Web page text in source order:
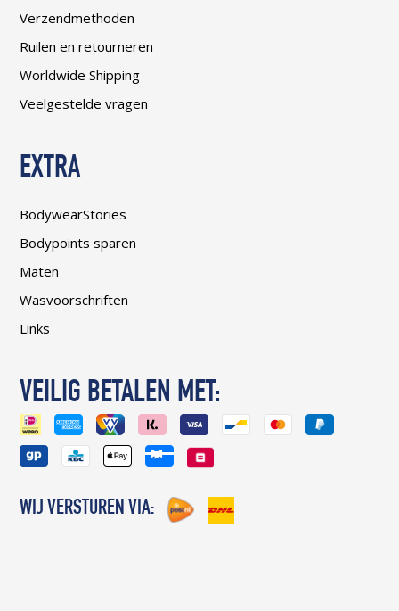
Verzendmethoden
Ruilen en retourneren
Worldwide Shipping
Veelgestelde vragen
EXTRA
BodywearStories
Bodypoints sparen
Maten
Wasvoorschriften
Links
VEILIG BETALEN MET:
WIJ VERSTUREN VIA: